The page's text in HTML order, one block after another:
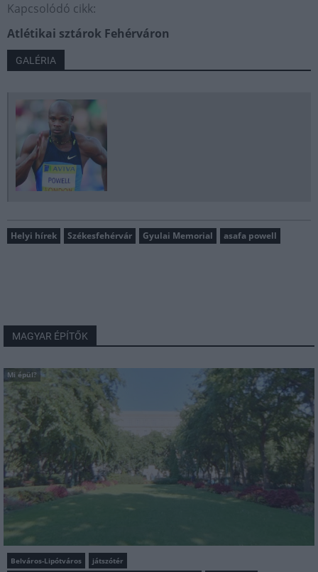
Kapcsolódó cikk:
Atlétikai sztárok Fehérváron
GALÉRIA
Helyi hírek Székesfehérvár Gyulai Memorial asafa powell
MAGYAR ÉPÍTŐK
Mi épül?
Belváros-Lipótváros
játszótér